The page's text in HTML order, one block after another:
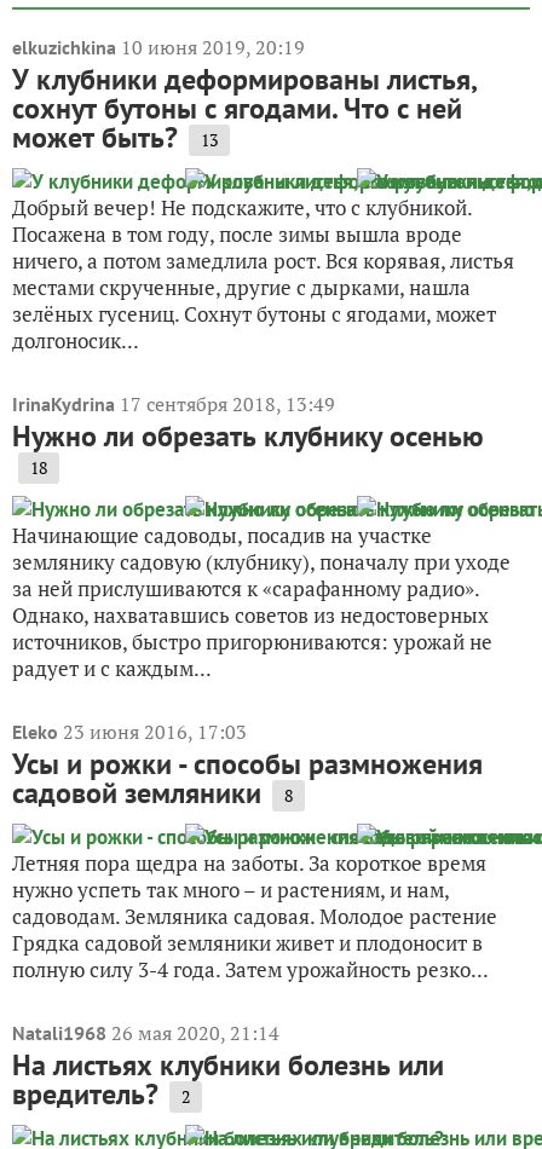
elkuzichkina 10 июня 2019, 20:19
У клубники деформированы листья,
сохнут бутоны с ягодами. Что с ней
может быть? 13
Добрый вечер! Не подскажите, что с клубникой.
Посажена в том году, после зимы вышла вроде
ничего, а потом замедлила рост. Вся корявая, листья
местами скрученные, другие с дырками, нашла
зелёных гусениц. Сохнут бутоны с ягодами, может
долгоносик...
IrinaKydrina 17 сентября 2018, 13:49
Нужно ли обрезать клубнику осенью
18
Начинающие садоводы, посадив на участке
землянику садовую (клубнику), поначалу при уходе
за ней прислушиваются к «сарафанному радио».
Однако, нахватавшись советов из недостоверных
источников, быстро пригорюниваются: урожай не
радует и с каждым...
Eleko 23 июня 2016, 17:03
Усы и рожки - способы размножения
садовой земляники 8
Летняя пора щедра на заботы. За короткое время
нужно успеть так много – и растениям, и нам,
садоводам. Земляника садовая. Молодое растение
Грядка садовой земляники живет и плодоносит в
полную силу 3-4 года. Затем урожайность резко...
Natali1968 26 мая 2020, 21:14
На листьях клубники болезнь или
вредитель? 2